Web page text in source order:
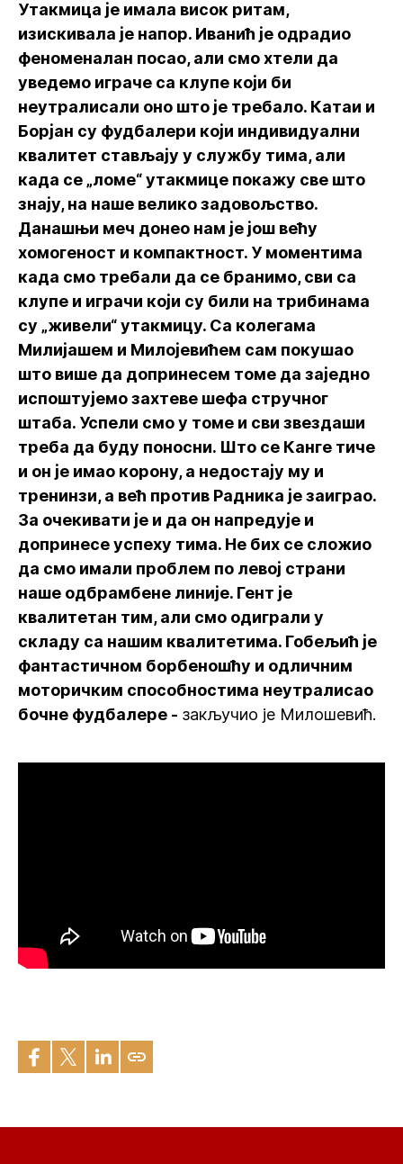
Утакмица је имала висок ритам,
изискивала је напор. Иванић је одрадио
феноменалан посао, али смо хтели да
уведемо играче са клупе који би
неутралисали оно што је требало. Катаи и
Борјан су фудбалери који индивидуални
квалитет стављају у службу тима, али
када се „ломе“ утакмице покажу све што
знају, на наше велико задовољство.
Данашњи меч донео нам је још већу
хомогеност и компактност. У моментима
када смо требали да се бранимо, сви са
клупе и играчи који су били на трибинама
су „живели“ утакмицу. Са колегама
Милијашем и Милојевићем сам покушао
што више да допринесем томе да заједно
испоштујемо захтеве шефа стручног
штаба. Успели смо у томе и сви звездаши
треба да буду поносни. Што се Канге тиче
и он је имао корону, а недостају му и
тренинзи, а већ против Радника је заиграо.
За очекивати је и да он напредује и
допринесе успеху тима. Не бих се сложио
да смо имали проблем по левој страни
наше одбрамбене линије. Гент је
квалитетан тим, али смо одиграли у
складу са нашим квалитетима. Гобељић је
фантастичном борбеношћу и одличним
моторичким способностима неутралисао
бочне фудбалере - закључио је Милошевић.